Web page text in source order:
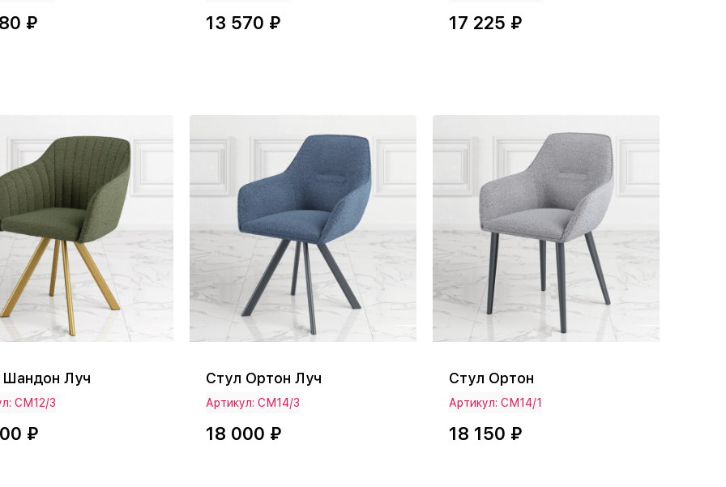
₽ 13 570 ₽ 17 225 ₽
Шандон Луч
СМ12/3
₽
Стул Ортон Луч
Артикул: СМ14/3
18 000 ₽
Стул Ортон
Артикул: СМ14/1
18 150 ₽